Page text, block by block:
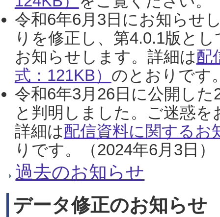
令和6年6月3日にお知らせ
りを修正し、第4.0.1版と
お知らせします。詳細は配
式：121KB） のとおりです
令和6年3月26日に公開し
と判明しました。ご迷惑
詳細は配信資料に関するお
りです。（2024年6月3日）
過去のお知らせ
データ修正のお知らせ